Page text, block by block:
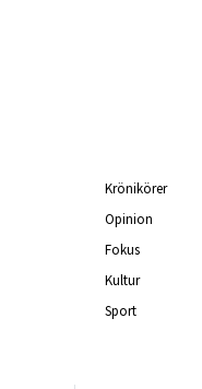
Krönikörer
Opinion
Fokus
Kultur
Sport